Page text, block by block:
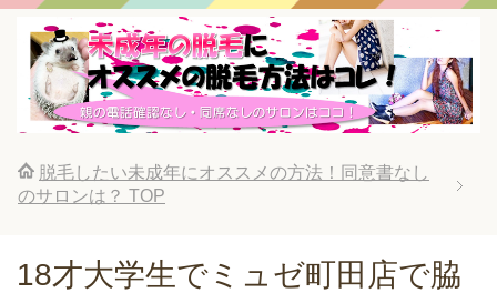
脱毛したい未成年にオススメの方法！同意書なし
のサロンは？ TOP
18才大学生でミュゼ町田店で脇